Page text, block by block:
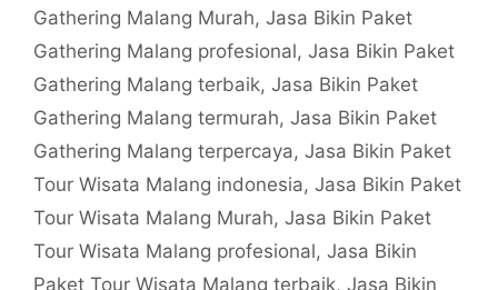
Gathering Malang Murah, Jasa Bikin Paket
Gathering Malang profesional, Jasa Bikin Paket
Gathering Malang terbaik, Jasa Bikin Paket
Gathering Malang termurah, Jasa Bikin Paket
Gathering Malang terpercaya, Jasa Bikin Paket
Tour Wisata Malang indonesia, Jasa Bikin Paket
Tour Wisata Malang Murah, Jasa Bikin Paket
Tour Wisata Malang profesional, Jasa Bikin
Paket Tour Wisata Malang terbaik, Jasa Bikin